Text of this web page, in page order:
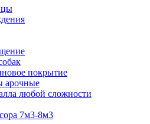
покрытие
арочные
любой сложности
7м3-8м3